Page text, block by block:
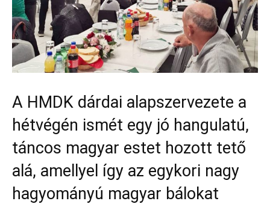
A HMDK dárdai alapszervezete a
hétvégén ismét egy jó hangulatú,
táncos magyar estet hozott tető
alá, amellyel így az egykori nagy
hagyományú magyar bálokat